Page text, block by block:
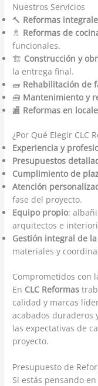
Nuestros Servicios
🔨 Reformas
🚿 Reformas de
funcionales.
🏗️ Construcción y
la entrega final.
🧱 Rehabilitación de
🧰 Mantenimiento y
🏬 Reformas en
¿Por Qué Elegir CLC
Experiencia y
Presupuestos
Cumplimiento de
Atención
fase del proyecto.
Equipo propio:
arquitectos e
Gestión integral de
materiales y
Comprometidos con
En CLC Reformas
calidad y marcas
acabados duraderos
las expectativas de
proyecto.
Presupuesto de
Si estás pensando